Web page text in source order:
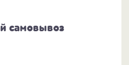
самовывоз